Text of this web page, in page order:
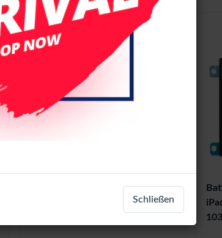
iPad Pro 12.9 (1nd Gen: 2015)
Original LCD Display Assembly
Schließen